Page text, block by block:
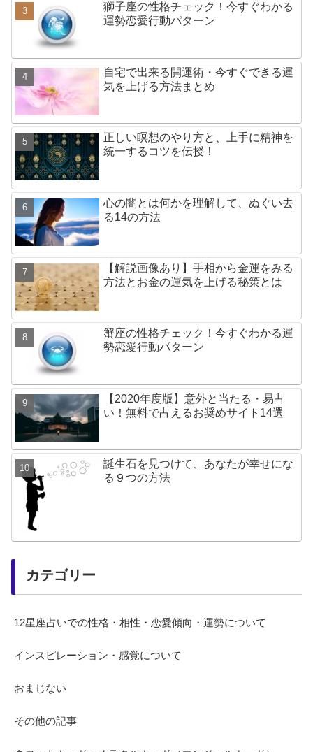
獅子座の性格チェック！今すぐわかる
運勢恋愛行動パターン
自宅で出来る開運術・今すぐできる運
気を上げる方法まとめ
正しい瞑想のやり方と、上手に精神を
統一するコツを伝授！
心の闇とは何かを理解して、ぬぐい去
る14の方法
【解説画像あり】手相から金運をみる
方法とお金の運気を上げる秘策とは
蟹座の性格チェック！今すぐわかる運
勢恋愛行動パターン
【2020年度版】意外と当たる・易占
い！無料で占えるお奨めサイト14選
誕生石を見つけて、あなたが幸せにな
る９つの方法
カテゴリー
12星座占いでの性格・相性・恋愛傾向・運勢について
インスピレーション・感覚について
おまじない
その他の記事